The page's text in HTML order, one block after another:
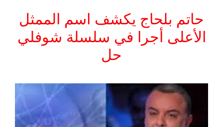
حاتم بلحاج يكشف اسم الممثل
الأعلى أجرا في سلسلة شوفلي
حل